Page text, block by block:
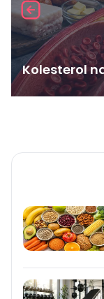
Kolesterol